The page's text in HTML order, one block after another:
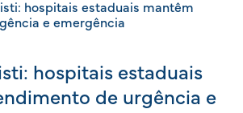
hospitais estaduais mantêm
e emergência
hospitais estaduais
de urgência e